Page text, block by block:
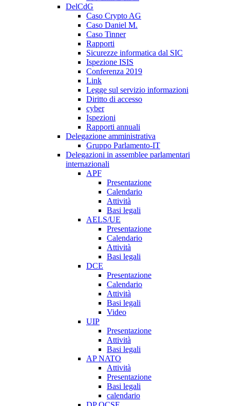
DelCdG
Caso Crypto AG
Caso Daniel M.
Caso Tinner
Rapporti
Sicurezze informatica dal SIC
Ispezione ISIS
Conferenza 2019
Link
Legge sul servizio informazioni
Diritto di accesso
cyber
Ispezioni
Rapporti annuali
Delegazione amministrativa
Gruppo Parlamento-IT
Delegazioni in assemblee parlamentari
internazionali
APF
Presentazione
Calendario
Attività
Basi legali
AELS/UE
Presentazione
Calendario
Attività
Basi legali
DCE
Presentazione
Calendario
Attività
Basi legali
Video
UIP
Presentazione
Attività
Basi legali
AP NATO
Attività
Presentazione
Basi legali
calendario